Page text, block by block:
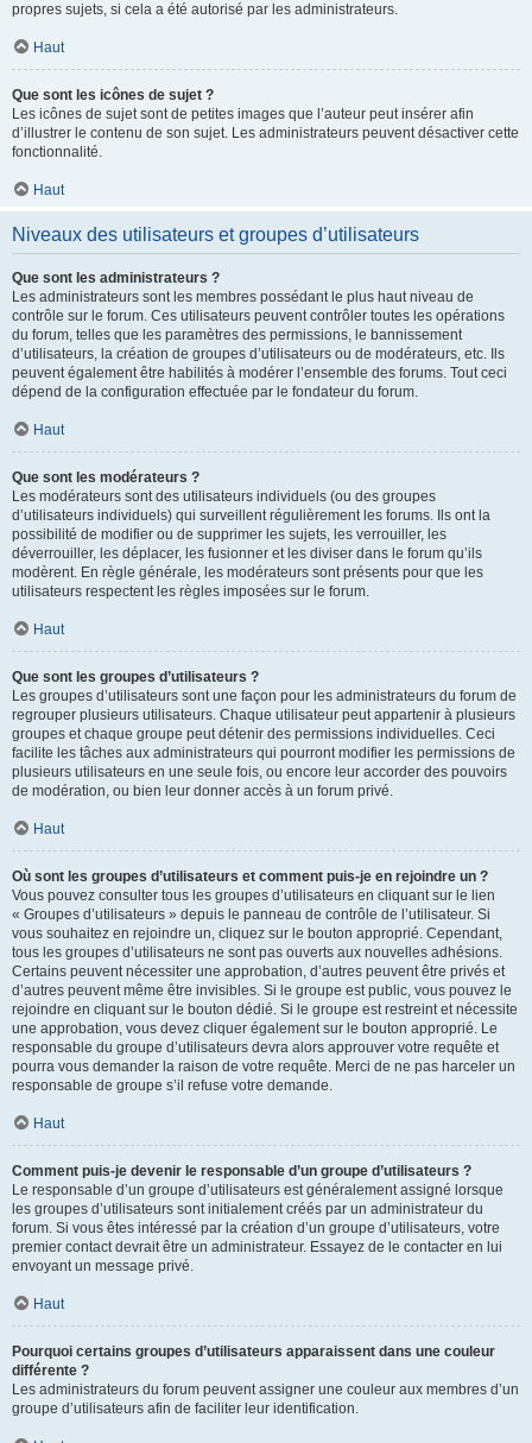
propres sujets, si cela a été autorisé par les administrateurs.
Haut
Que sont les icônes de sujet ?
Les icônes de sujet sont de petites images que l’auteur peut insérer afin
d’illustrer le contenu de son sujet. Les administrateurs peuvent désactiver cette
fonctionnalité.
Haut
Niveaux des utilisateurs et groupes d’utilisateurs
Que sont les administrateurs ?
Les administrateurs sont les membres possédant le plus haut niveau de
contrôle sur le forum. Ces utilisateurs peuvent contrôler toutes les opérations
du forum, telles que les paramètres des permissions, le bannissement
d’utilisateurs, la création de groupes d’utilisateurs ou de modérateurs, etc. Ils
peuvent également être habilités à modérer l’ensemble des forums. Tout ceci
dépend de la configuration effectuée par le fondateur du forum.
Haut
Que sont les modérateurs ?
Les modérateurs sont des utilisateurs individuels (ou des groupes
d’utilisateurs individuels) qui surveillent régulièrement les forums. Ils ont la
possibilité de modifier ou de supprimer les sujets, les verrouiller, les
déverrouiller, les déplacer, les fusionner et les diviser dans le forum qu’ils
modèrent. En règle générale, les modérateurs sont présents pour que les
utilisateurs respectent les règles imposées sur le forum.
Haut
Que sont les groupes d’utilisateurs ?
Les groupes d’utilisateurs sont une façon pour les administrateurs du forum de
regrouper plusieurs utilisateurs. Chaque utilisateur peut appartenir à plusieurs
groupes et chaque groupe peut détenir des permissions individuelles. Ceci
facilite les tâches aux administrateurs qui pourront modifier les permissions de
plusieurs utilisateurs en une seule fois, ou encore leur accorder des pouvoirs
de modération, ou bien leur donner accès à un forum privé.
Haut
Où sont les groupes d’utilisateurs et comment puis-je en rejoindre un ?
Vous pouvez consulter tous les groupes d’utilisateurs en cliquant sur le lien
« Groupes d’utilisateurs » depuis le panneau de contrôle de l’utilisateur. Si
vous souhaitez en rejoindre un, cliquez sur le bouton approprié. Cependant,
tous les groupes d’utilisateurs ne sont pas ouverts aux nouvelles adhésions.
Certains peuvent nécessiter une approbation, d’autres peuvent être privés et
d’autres peuvent même être invisibles. Si le groupe est public, vous pouvez le
rejoindre en cliquant sur le bouton dédié. Si le groupe est restreint et nécessite
une approbation, vous devez cliquer également sur le bouton approprié. Le
responsable du groupe d’utilisateurs devra alors approuver votre requête et
pourra vous demander la raison de votre requête. Merci de ne pas harceler un
responsable de groupe s’il refuse votre demande.
Haut
Comment puis-je devenir le responsable d’un groupe d’utilisateurs ?
Le responsable d’un groupe d’utilisateurs est généralement assigné lorsque
les groupes d’utilisateurs sont initialement créés par un administrateur du
forum. Si vous êtes intéressé par la création d’un groupe d’utilisateurs, votre
premier contact devrait être un administrateur. Essayez de le contacter en lui
envoyant un message privé.
Haut
Pourquoi certains groupes d’utilisateurs apparaissent dans une couleur
différente ?
Les administrateurs du forum peuvent assigner une couleur aux membres d’un
groupe d’utilisateurs afin de faciliter leur identification.